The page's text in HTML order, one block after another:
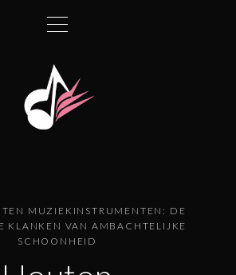
MUZIEKINSTRUMENTEN: DE
KLANKEN VAN AMBACHTELIJKE
SCHOONHEID